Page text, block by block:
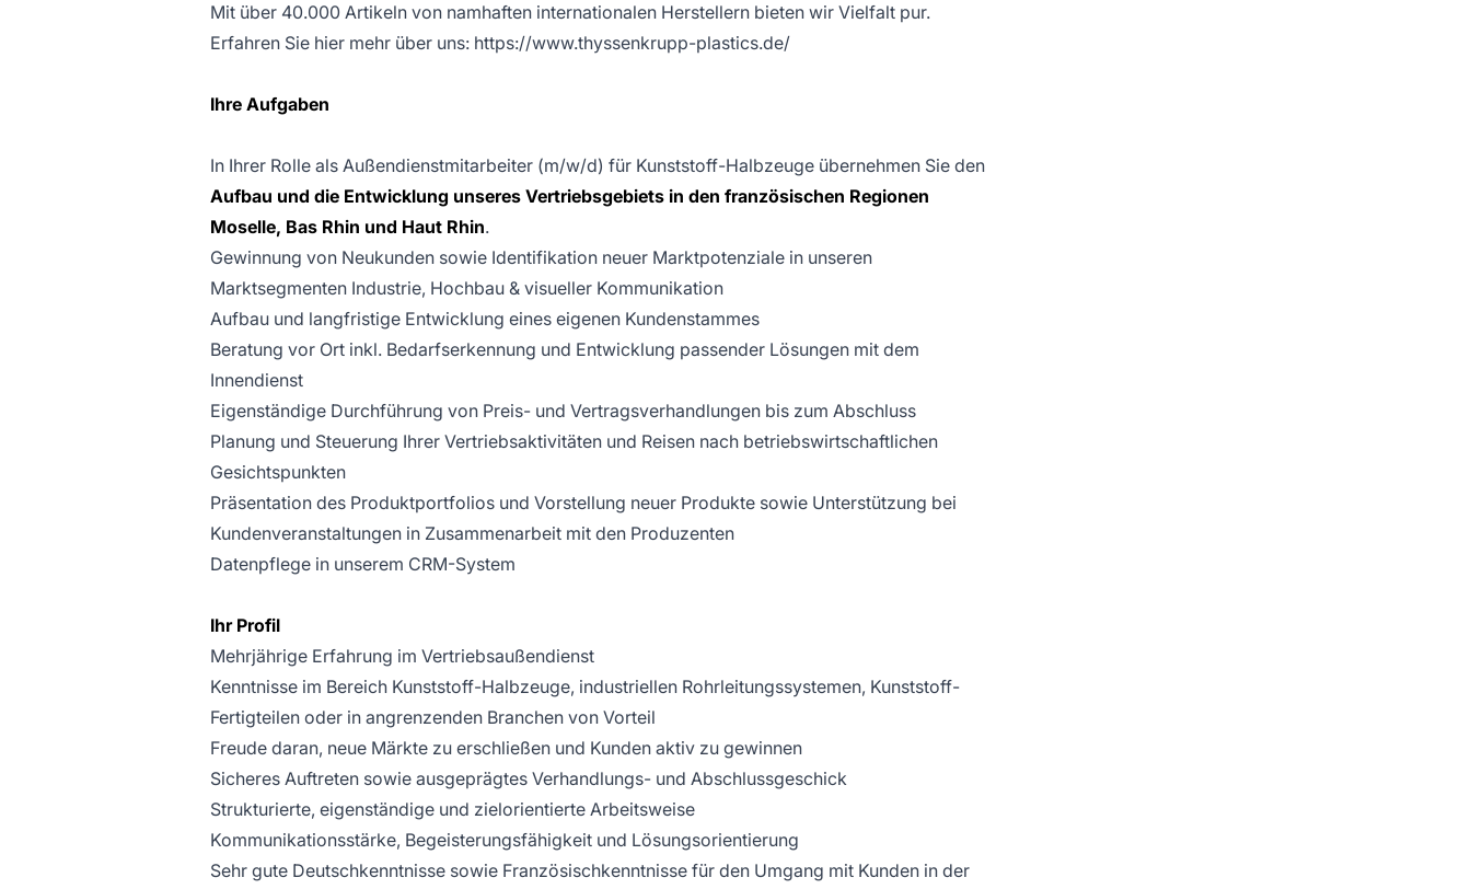
Mit über 40.000 Artikeln von namhaften internationalen Herstellern bieten wir Vielfalt pur.
Erfahren Sie hier mehr über uns: https://www.thyssenkrupp-plastics.de/
Ihre Aufgaben
In Ihrer Rolle als Außendienstmitarbeiter (m/w/d) für Kunststoff-Halbzeuge übernehmen Sie den
Aufbau und die Entwicklung unseres Vertriebsgebiets in den französischen Regionen
Moselle, Bas Rhin und Haut Rhin.
Gewinnung von Neukunden sowie Identifikation neuer Marktpotenziale in unseren
Marktsegmenten Industrie, Hochbau & visueller Kommunikation
Aufbau und langfristige Entwicklung eines eigenen Kundenstammes
Beratung vor Ort inkl. Bedarfserkennung und Entwicklung passender Lösungen mit dem
Innendienst
Eigenständige Durchführung von Preis- und Vertragsverhandlungen bis zum Abschluss
Planung und Steuerung Ihrer Vertriebsaktivitäten und Reisen nach betriebswirtschaftlichen
Gesichtspunkten
Präsentation des Produktportfolios und Vorstellung neuer Produkte sowie Unterstützung bei
Kundenveranstaltungen in Zusammenarbeit mit den Produzenten
Datenpflege in unserem CRM-System
Ihr Profil
Mehrjährige Erfahrung im Vertriebsaußendienst
Kenntnisse im Bereich Kunststoff-Halbzeuge, industriellen Rohrleitungssystemen, Kunststoff-
Fertigteilen oder in angrenzenden Branchen von Vorteil
Freude daran, neue Märkte zu erschließen und Kunden aktiv zu gewinnen
Sicheres Auftreten sowie ausgeprägtes Verhandlungs- und Abschlussgeschick
Strukturierte, eigenständige und zielorientierte Arbeitsweise
Kommunikationsstärke, Begeisterungsfähigkeit und Lösungsorientierung
Sehr gute Deutschkenntnisse sowie Französischkenntnisse für den Umgang mit Kunden in der